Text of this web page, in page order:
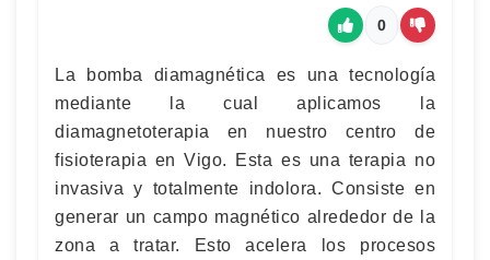
0
La bomba diamagnética es una tecnología
mediante la cual aplicamos la
diamagnetoterapia en nuestro centro de
fisioterapia en Vigo. Esta es una terapia no
invasiva y totalmente indolora. Consiste en
generar un campo magnético alrededor de la
zona a tratar. Esto acelera los procesos